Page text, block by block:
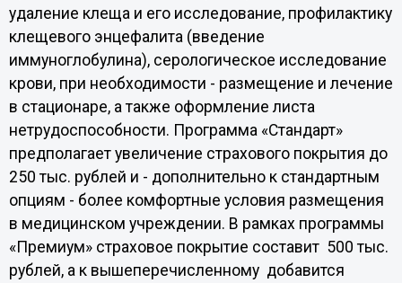
удаление клеща и его исследование, профилактику
клещевого энцефалита (введение
иммуноглобулина), серологическое исследование
крови, при необходимости - размещение и лечение
в стационаре, а также оформление листа
нетрудоспособности. Программа «Стандарт»
предполагает увеличение страхового покрытия до
250 тыс. рублей и - дополнительно к стандартным
опциям - более комфортные условия размещения
в медицинском учреждении. В рамках программы
«Премиум» страховое покрытие составит 500 тыс.
рублей, а к вышеперечисленному добавится